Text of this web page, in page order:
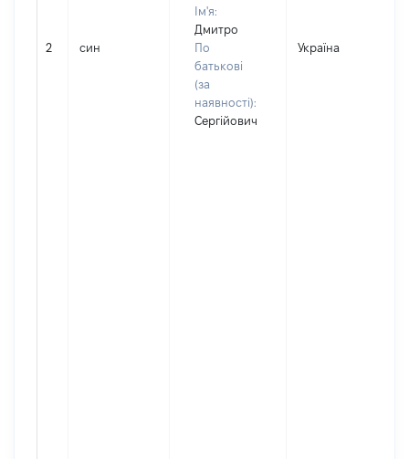
2 син
Ім'я:
Дмитро
По
батькові
(за
наявності):
Сергійович
Україна